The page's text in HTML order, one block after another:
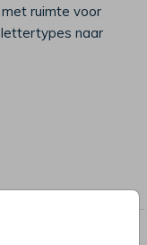
ruimte voor
naar